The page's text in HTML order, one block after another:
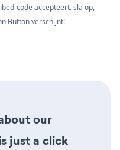
code accepteert. sla op,
Button verschijnt!
our
just a click